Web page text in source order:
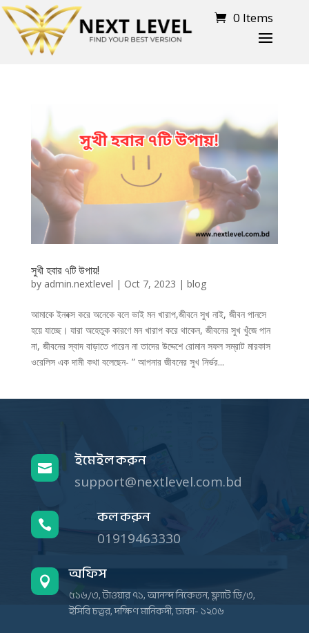
0 Items
সুখী হবার ৭টি উপায়!
by admin.nextlevel | Oct 7, 2023 | blog
আমাকে ইনবক্স করে অনেকে বলে ভাই মন খারাপ,জীবনে সুখ নাই, জীবন পানসে
হয়ে যাচ্ছে। যারা অহেতুক কারণে মন খারাপ করে থাকেন, জীবনের সুখ খুঁজে পান
না, জীবনের স্বাদ বাড়াতে পারেন না তাদের উদ্দেশে রোমান সফল সম্রাট মারকাস
ওরেলিস এক দামী কথা বলেছেন- ” আপনার জীবনের সুখ নির্ভর...
 ইমেইল করুন
support@nextlevel.com.bd
 কল করুন
01919463330
 অফিস
৫১৬/৩, টাওয়ার ৭১, আনন্দ নিকেতন, ফ্ল্যাট ডি/৩,
ইসিবি চত্বর, দক্ষিণ মানিকদী, ঢাকা- ১২০৬